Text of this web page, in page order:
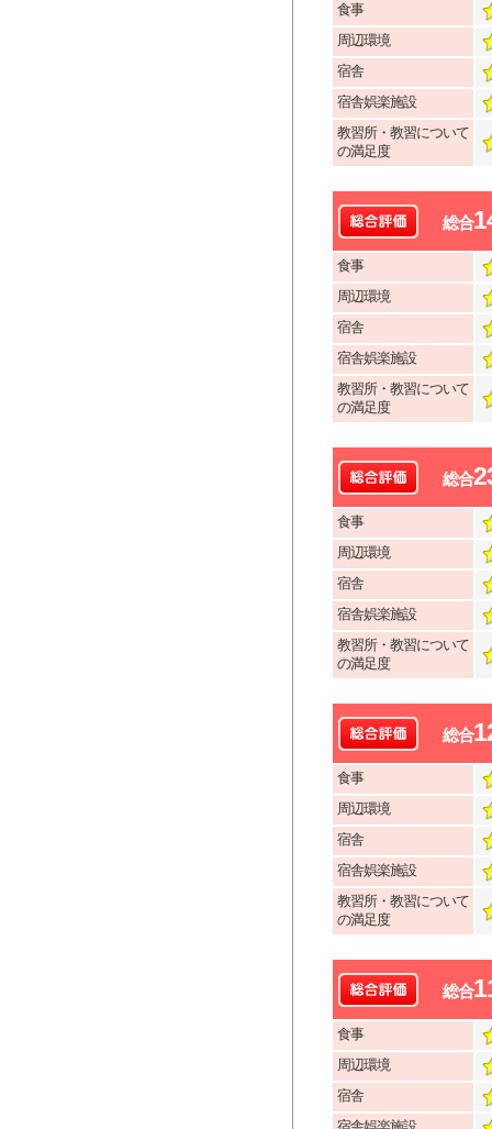
食事
周辺環境
宿舎
宿舎娯楽施設
教習所・教習について
の満足度
総合
食事
周辺環境
宿舎
宿舎娯楽施設
教習所・教習について
の満足度
総合
食事
周辺環境
宿舎
宿舎娯楽施設
教習所・教習について
の満足度
総合
食事
周辺環境
宿舎
宿舎娯楽施設
教習所・教習について
の満足度
総合
食事
周辺環境
宿舎